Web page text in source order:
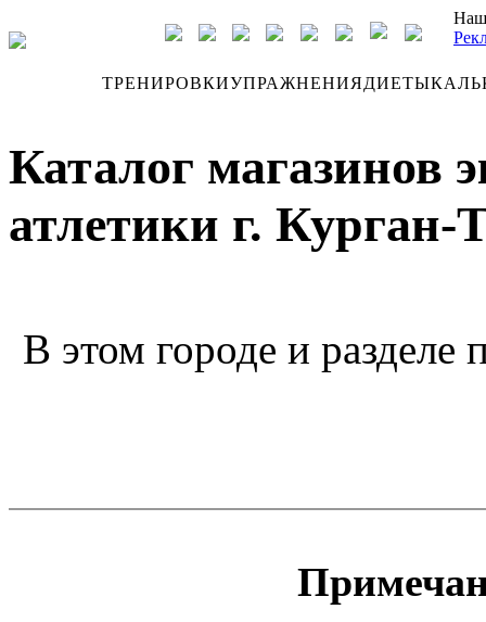
ТРЕНИРОВКИУПРАЖНЕНИЯДИЕТЫ
Каталог магазинов
атлетики г. Курган-
В этом городе и разделе